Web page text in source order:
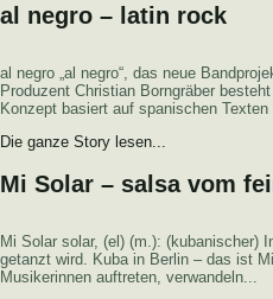
al negro – latin rock
al negro „al negro“, das neue
Produzent Christian Borngräber
Konzept basiert auf spanischen Texten
Die ganze Story lesen...
Mi Solar – salsa vom
Mi Solar solar, (el) (m.): (kubanischer)
getanzt wird. Kuba in Berlin – das ist
Musikerinnen auftreten, verwandeln...